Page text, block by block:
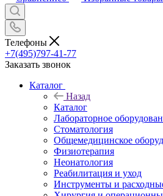
Телефоны
+7(495)797-41-77
Заказать звонок
Каталог
Назад
Каталог
Лабораторное
Стоматология
Общемедицинское
Физиотерапия
Неонатология
Реабилитация и уход
Инструменты и